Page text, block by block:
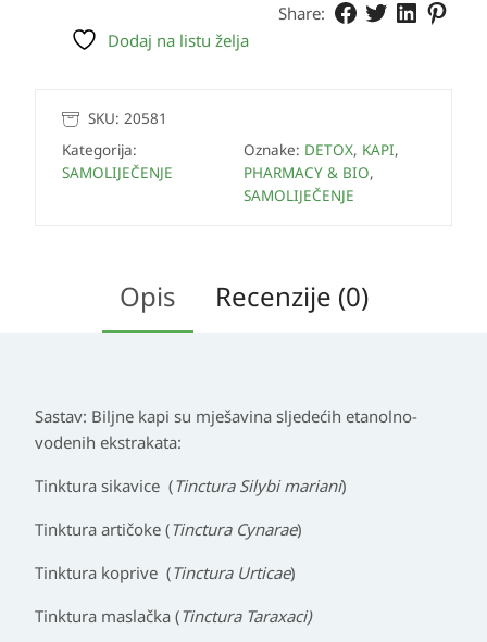
Share:
Dodaj na listu želja
SKU: 20581
Kategorija:
SAMOLIJEČENJE
Oznake: DETOX, KAPI,
PHARMACY & BIO,
SAMOLIJEČENJE
Opis Recenzije (0)
Sastav: Biljne kapi su mješavina sljedećih etanolno-
vodenih ekstrakata:
Tinktura sikavice (Tinctura Silybi mariani)
Tinktura artičoke (Tinctura Cynarae)
Tinktura koprive (Tinctura Urticae)
Tinktura maslačka (Tinctura Taraxaci)